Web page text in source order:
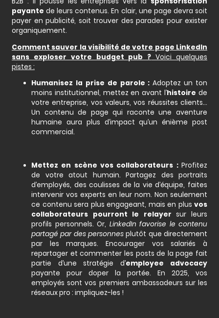
payante de leurs contenus. En clair, une page devra soit
payer en publicité, soit trouver des parades pour exister
organiquement.
Comment sauver la visibilité de votre page LinkedIn
sans exploser votre budget pub ? Voici quelques
pistes :
Humanisez la prise de parole : Adoptez un ton
moins institutionnel, mettez en avant l’histoire de
votre entreprise, vos valeurs, vos réussites clients…
Un contenu de page qui raconte une aventure
humaine aura plus d’impact qu’un énième post
commercial.
Mettez en scène vos collaborateurs :Profitez
de votre atout humain. Partagez des portraits
d’employés, des coulisses de la vie d’équipe, faites
intervenir vos experts en leur nom. Non seulement
ce contenu sera plus engageant, mais en plus vos
collaborateurs pourront le relayer sur leurs
profils personnels. Or, LinkedIn favorise le contenu
partagé par des personnes plutôt que directement
par les marques. Encourager vos salariés à
repartager et commenter les posts de la page fait
partie d’une stratégie d’employee advocacy
payante pour doper la portée. En 2025, vos
employés sont vos premiers ambassadeurs sur les
réseaux pro : impliquez-les !